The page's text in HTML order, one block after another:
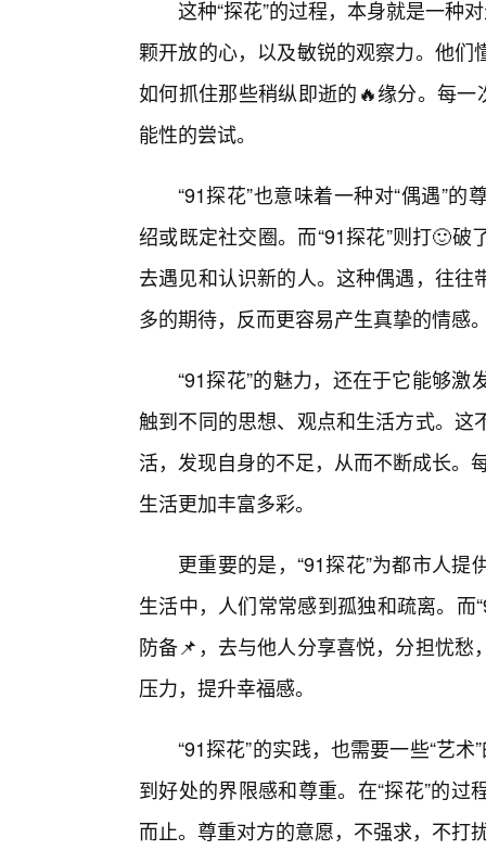
这种“探花”的过程，本身就是一种
颗开放的心，以及敏锐的观察力。他
如何抓住那些稍纵即逝的🔥缘分。每
能性的尝试。
“91探花”也意味着一种对“偶遇”
绍或既定社交圈。而“91探花”则打🙂
去遇见和认识新的人。这种偶遇，往
多的期待，反而更容易产生真挚的情感
“91探花”的魅力，还在于它能够
触到不同的思想、观点和生活方式。
活，发现自身的不足，从而不断成长。
生活更加丰富多彩。
更重要的是，“91探花”为都市人
生活中，人们常常感到孤独和疏离。而
防备📌，去与他人分享喜悦，分担忧
压力，提升幸福感。
“91探花”的实践，也需要一些“艺
到好处的界限感和尊重。在“探花”的
而止。尊重对方的意愿，不强求，不打